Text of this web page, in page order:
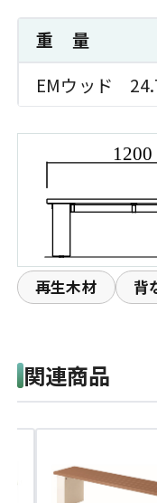
重 量
EMウッド
再生木材 背
関連商品